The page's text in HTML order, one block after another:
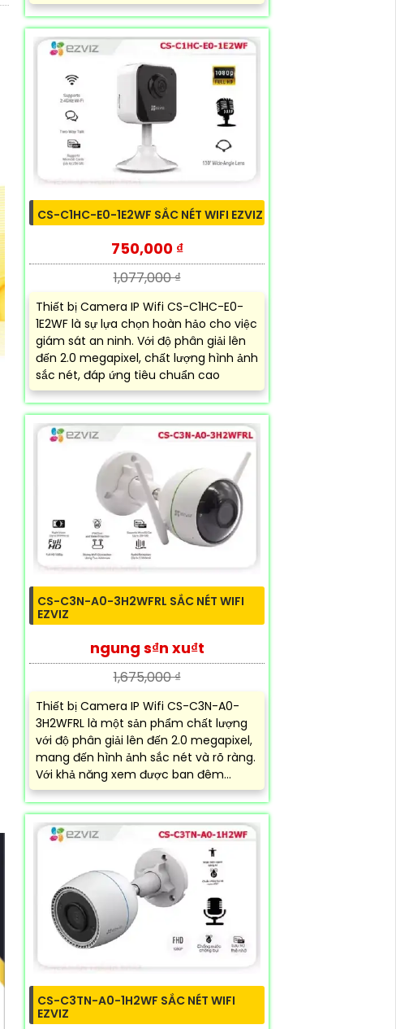
CS-C1HC-E0-1E2WF SẮC NÉT WIFI EZVIZ
750,000 ₫
1,077,000 ₫
Thiết bị Camera IP Wifi CS-C1HC-E0-
1E2WF là sự lựa chọn hoàn hảo cho việc
giám sát an ninh. Với độ phân giải lên
đến 2.0 megapixel, chất lượng hình ảnh
sắc nét, đáp ứng tiêu chuẩn cao
CS-C3N-A0-3H2WFRL SẮC NÉT WIFI
EZVIZ
ngung s₫n xu₫t
1,675,000 ₫
Thiết bị Camera IP Wifi CS-C3N-A0-
3H2WFRL là một sản phẩm chất lượng
với độ phân giải lên đến 2.0 megapixel,
mang đến hình ảnh sắc nét và rõ ràng.
Với khả năng xem được ban đêm...
CS-C3TN-A0-1H2WF SẮC NÉT WIFI
EZVIZ